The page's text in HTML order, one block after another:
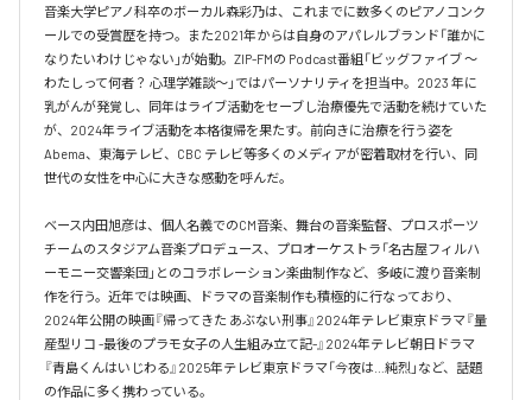
音楽大学ピアノ科卒のボーカル森彩乃は、これまでに数多くのピアノコンク
ールでの受賞歴を持つ。また2021年からは自身のアパレルブランド「誰かに
なりたいわけじゃない」が始動。ZIP-FMの Podcast番組「ビッグファイブ 〜
わたしって何者？ 心理学雑談〜」ではパーソナリティを担当中。2023 年に
乳がんが発覚し、同年はライブ活動をセーブし治療優先で活動を続けていた
が、2024年ライブ活動を本格復帰を果たす。前向きに治療を行う姿を
Abema、東海テレビ、CBC テレビ等多くのメディアが密着取材を行い、同
世代の女性を中心に大きな感動を呼んだ。
ベース内田旭彦は、個人名義でのCM音楽、舞台の音楽監督、プロスポーツ
チームのスタジアム音楽プロデュース、プロオーケストラ「名古屋フィルハ
ーモニー交響楽団」とのコラボレーション楽曲制作など、多岐に渡り音楽制
作を行う。近年では映画、ドラマの音楽制作も積極的に行なっており、
2024年公開の映画『帰ってきた あぶない刑事』2024年テレビ東京ドラマ『量
産型リコ -最後のプラモ女子の人生組み立て記-』2024年テレビ朝日ドラマ
『青島くんはいじわる』2025年テレビ東京ドラマ「今夜は…純烈」など、話題
の作品に多く携わっている。